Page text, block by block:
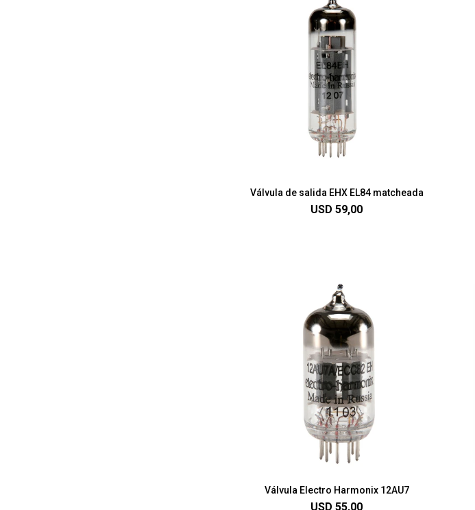
Válvula de salida EHX EL84 matcheada
USD 59,00
Válvula Electro Harmonix 12AU7
USD 55,00